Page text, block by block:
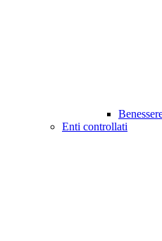
Enti controllati